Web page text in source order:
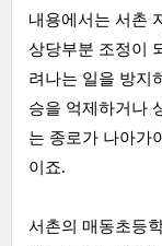
내용에서는 서촌
상당부분 조정이
려나는 일을 방지
승을 억제하거나
는 종로가 나아가
이죠.
서촌의 매동초등